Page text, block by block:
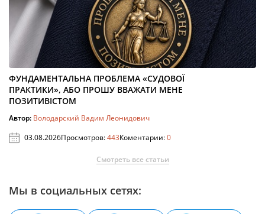
ФУНДАМЕНТАЛЬНА ПРОБЛЕМА «СУДОВОЇ
ПРАКТИКИ», АБО ПРОШУ ВВАЖАТИ МЕНЕ
ПОЗИТИВІСТОМ
Автор: Володарский Вадим Леонидович
03.08.2026Просмотров:443Коментарии:0
Смотреть все статьи
Мы в социальных сетях: